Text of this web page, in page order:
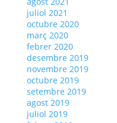
juliol 2021
octubre 2020
març 2020
febrer 2020
desembre 2019
novembre 2019
octubre 2019
setembre 2019
agost 2019
juliol 2019